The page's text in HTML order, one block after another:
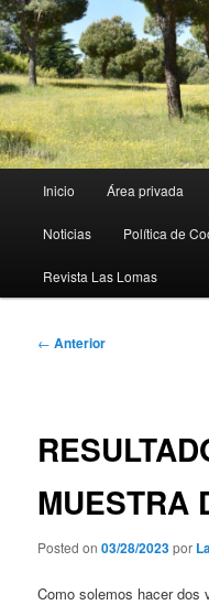
Inicio Área privada
Noticias Política de
Revista Las Lomas
Navegación
← Anterior
MUESTRA
Posted on03/28/2023por
Como solemos hacer dos